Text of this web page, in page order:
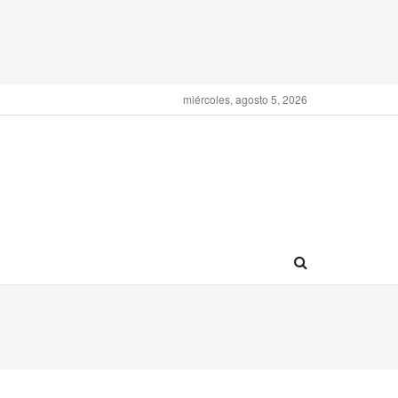
miércoles, agosto 5, 2026